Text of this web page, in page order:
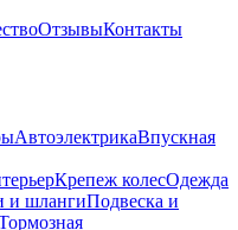
ОтзывыКонтакты
АвтоэлектрикаВпускная
Крепеж колесОдежда
и шлангиПодвеска и